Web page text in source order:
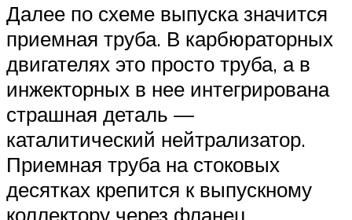
Далее по схеме выпуска значится
приемная труба. В карбюраторных
двигателях это просто труба, а в
инжекторных в нее интегрирована
страшная деталь —
каталитический нейтрализатор.
Приемная труба на стоковых
десятках крепится к выпускному
коллектору через фланец,